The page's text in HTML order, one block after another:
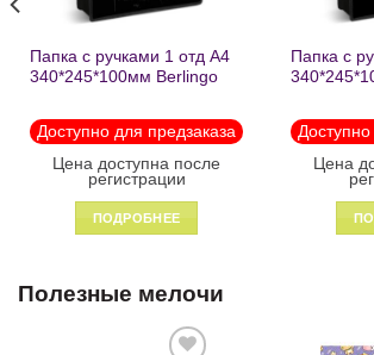
Папка с ручками 1 отд А4
340*245*100мм Berlingo
молнии1246
Доступно для предзаказа
Цена доступна после
регистрации
ПОДРОБНЕЕ
Папка с
пластик
Цена
Полезные мелочи